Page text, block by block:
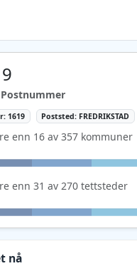
Postnummer
1619 Poststed: FREDRIKSTAD
enn 16 av 357 kommuner
enn 31 av 270 tettsteder
nå